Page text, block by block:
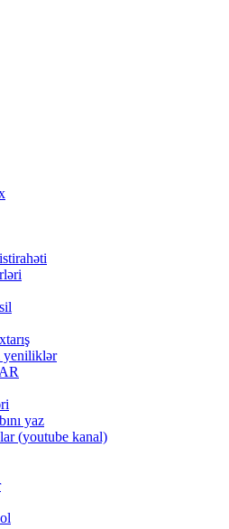
yeniliklər
yaz
(youtube kanal)